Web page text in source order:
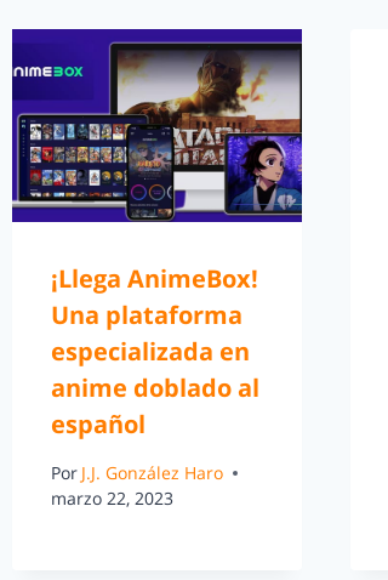
¡Llega AnimeBox!
Una plataforma
especializada en
anime doblado al
español
Por J.J. González Haro
marzo 22, 2023